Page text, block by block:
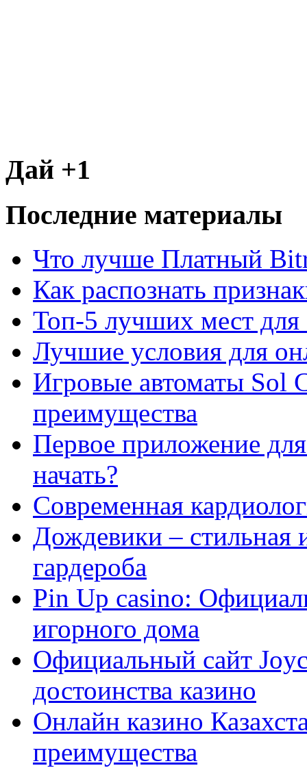
Дай +1
Последние материалы
Что лучше Платный
Как распознать
Топ-5 лучших мест для
Лучшие условия для
Игровые автоматы Sol
преимущества
Первое приложение
начать?
Современная
Дождевики – стильная
гардероба
Pin Up casino:
игорного дома
Официальный сайт
достоинства казино
Онлайн казино
преимущества